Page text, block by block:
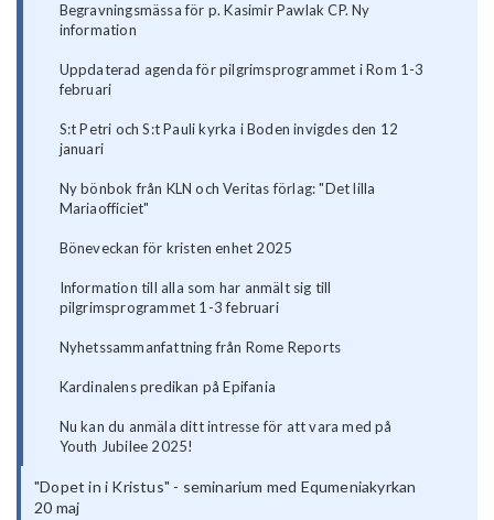
Begravningsmässa för p. Kasimir Pawlak CP. Ny
information
Uppdaterad agenda för pilgrimsprogrammet i Rom 1-3
februari
S:t Petri och S:t Pauli kyrka i Boden invigdes den 12
januari
Ny bönbok från KLN och Veritas förlag: "Det lilla
Mariaofficiet"
Böneveckan för kristen enhet 2025
Information till alla som har anmält sig till
pilgrimsprogrammet 1-3 februari
Nyhetssammanfattning från Rome Reports
Kardinalens predikan på Epifania
Nu kan du anmäla ditt intresse för att vara med på
Youth Jubilee 2025!
"Dopet in i Kristus" - seminarium med Equmeniakyrkan
20 maj